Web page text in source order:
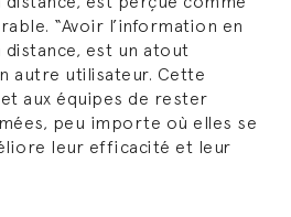
“Avoir l’information en
est un atout
autre utilisateur. Cette
aux équipes de rester
peu importe où elles se
leur efficacité et leur